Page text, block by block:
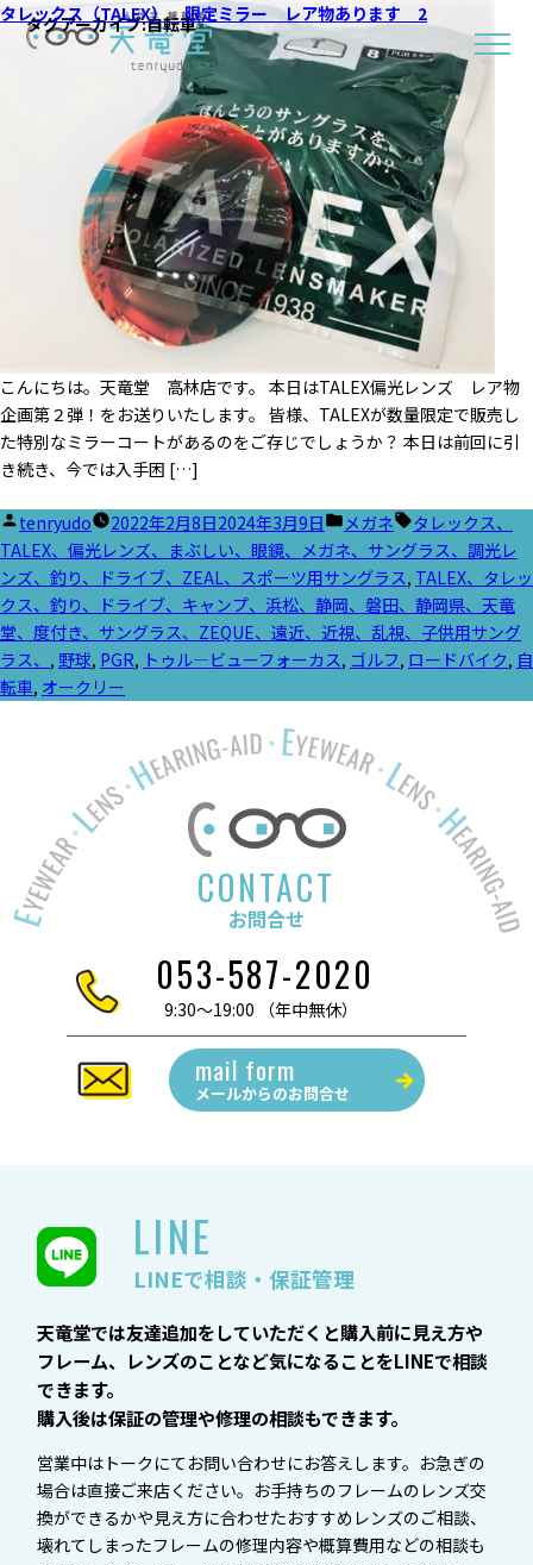
タグアーカイブ:自転車
タレックス（TALEX） 限定ミラー レア物あります 2
こんにちは。天竜堂 高林店です。 本日はTALEX偏光レンズ レア物
企画第２弾！をお送りいたします。 皆様、TALEXが数量限定で販売し
た特別なミラーコートがあるのをご存じでしょうか？ 本日は前回に引
き続き、今では入手困 […]
投
稿
者:
tenryudo 2022年2月8日2024年3月9日
カ
テ
ゴ
リ
ー:
メガネ
タ
グ:
タレックス、
TALEX、偏光レンズ、まぶしい、眼鏡、メガネ、サングラス、調光レ
ンズ、釣り、ドライブ、ZEAL、スポーツ用サングラス, TALEX、タレッ
クス、釣り、ドライブ、キャンプ、浜松、静岡、磐田、静岡県、天竜
堂、度付き、サングラス、ZEQUE、遠近、近視、乱視、子供用サング
ラス、 , 野球, PGR, トゥル―ビューフォーカス, ゴルフ, ロードバイク, 自
転車, オークリー
CONTACT
お問合せ
053-587-2020
9:30～19:00 （年中無休）
mail form
メールからのお問合せ
LINE
LINEで相談・保証管理
天竜堂では友達追加をしていただくと購入前に見え方や
フレーム、レンズのことなど気になることをLINEで相談
できます。
購入後は保証の管理や修理の相談もできます。
営業中はトークにてお問い合わせにお答えします。お急ぎの
場合は直接ご来店ください。お手持ちのフレームのレンズ交
換ができるかや見え方に合わせたおすすめレンズのご相談、
壊れてしまったフレームの修理内容や概算費用などの相談も